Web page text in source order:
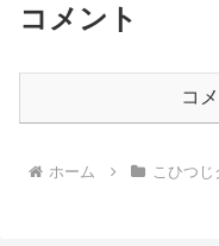
コメント
コ
ホーム こひつ